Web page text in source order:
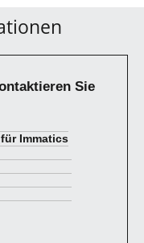
Sie
Immatics